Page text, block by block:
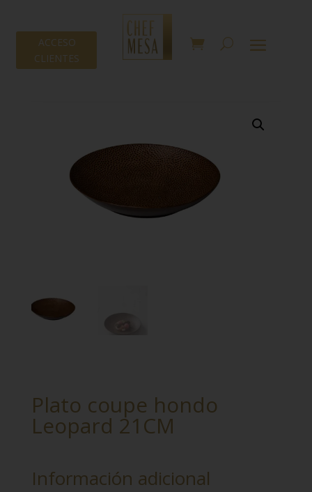
ACCESO
CLIENTES
Plato coupe hondo
Leopard 21CM
Información adicional